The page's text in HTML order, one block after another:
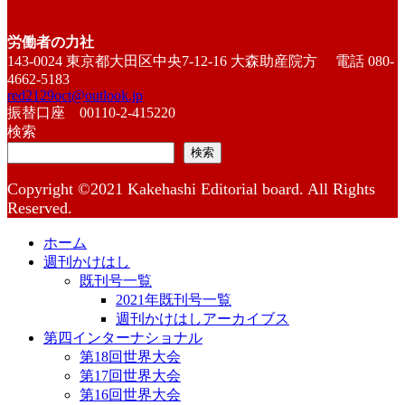
労働者の力社
143-0024 東京都大田区中央7-12-16 大森助産院方 電話 080-
4662-5183
red2129oct@outlook.jp
振替口座 00110-2-415220
検索
検索
Copyright ©2021 Kakehashi Editorial board. All Rights
Reserved.
ホーム
週刊かけはし
既刊号一覧
2021年既刊号一覧
週刊かけはしアーカイブス
第四インターナショナル
第18回世界大会
第17回世界大会
第16回世界大会